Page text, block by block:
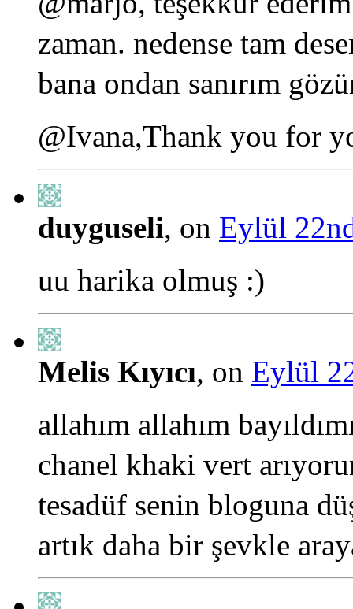
zaman. nedense tam
bana ondan sanırım
@Ivana,Thank you for
duyguseli, on Eylül
uu harika olmuş :)
Melis Kıyıcı, on Eylül
allahım allahım
chanel khaki vert
tesadüf senin bloguna
artık daha bir şevkle